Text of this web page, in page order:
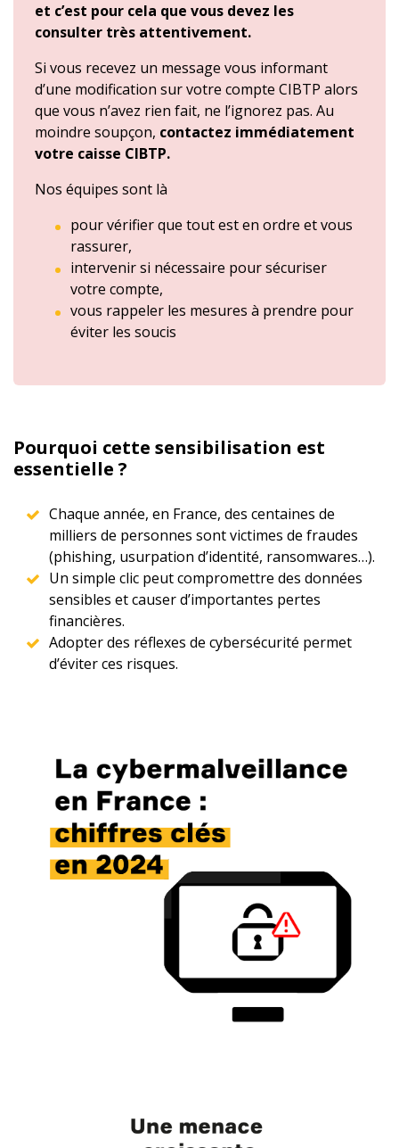
et c’est pour cela que vous devez les
consulter très attentivement.
Si vous recevez un message vous informant
d’une modification sur votre compte CIBTP alors
que vous n’avez rien fait, ne l’ignorez pas. Au
moindre soupçon, contactez immédiatement
votre caisse CIBTP.
Nos équipes sont là
pour vérifier que tout est en ordre et vous
rassurer,
intervenir si nécessaire pour sécuriser
votre compte,
vous rappeler les mesures à prendre pour
éviter les soucis
Pourquoi cette sensibilisation est
essentielle ?
Chaque année, en France, des centaines de
milliers de personnes sont victimes de fraudes
(phishing, usurpation d’identité, ransomwares…).
Un simple clic peut compromettre des données
sensibles et causer d’importantes pertes
financières.
Adopter des réflexes de cybersécurité permet
d’éviter ces risques.